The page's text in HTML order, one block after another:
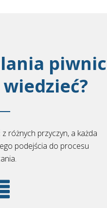
piwnic
różnych przyczyn, a każda
podejścia do procesu